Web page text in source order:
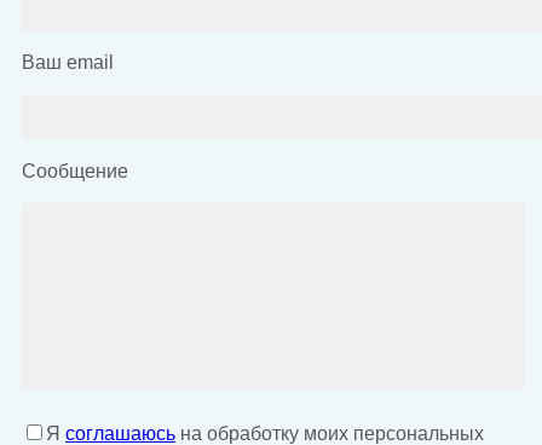
Ваш email
Сообщение
Я соглашаюсь на обработку моих персональных